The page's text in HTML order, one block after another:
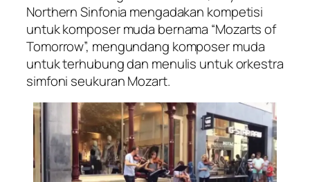
Northern Sinfonia mengadakan kompetisi
untuk komposer muda bernama “Mozarts of
Tomorrow”, mengundang komposer muda
untuk terhubung dan menulis untuk orkestra
simfoni seukuran Mozart.